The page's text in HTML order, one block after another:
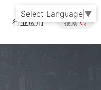
行业应用 搜索
Select Language ▼